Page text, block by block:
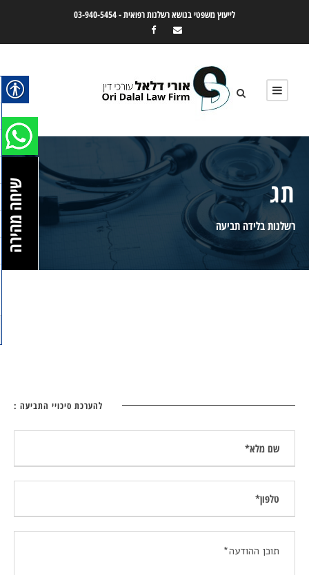
לייעוץ משפטי בנושא רשלנות רפואית -03-940-5454
תג
רשלנות בלידה תביעה
להערכת סיכויי התביעה :
שיחה מהירה